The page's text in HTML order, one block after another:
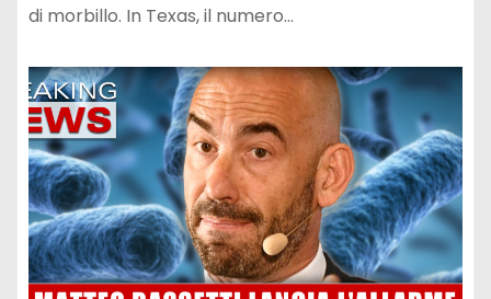
di morbillo. In Texas, il numero…